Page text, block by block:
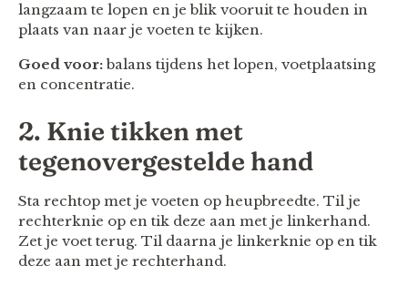
langzaam te lopen en je blik vooruit te houden in
plaats van naar je voeten te kijken.
Goed voor:balans tijdens het lopen, voetplaatsing
en concentratie.
2. Knie tikken met
tegenovergestelde hand
Sta rechtop met je voeten op heupbreedte. Til je
rechterknie op en tik deze aan met je linkerhand.
Zet je voet terug. Til daarna je linkerknie op en tik
deze aan met je rechterhand.